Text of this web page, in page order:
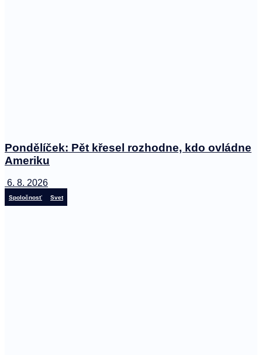
Pondělíček: Pět křesel rozhodne, kdo ovládne
Ameriku
6. 8. 2026
Spoločnosť Svet